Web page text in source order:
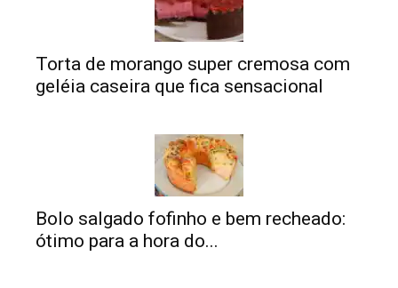
Torta de morango super cremosa com
geléia caseira que fica sensacional
Bolo salgado fofinho e bem recheado:
ótimo para a hora do...